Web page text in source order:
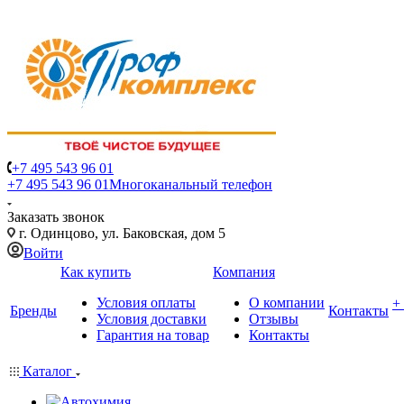
+7 495 543 96 01
+7 495 543 96 01Многоканальный телефон
Заказать звонок
г. Одинцово, ул. Баковская, дом 5
Войти
Бренды
Как купить
Условия оплаты
Условия доставки
Гарантия на товар
Компания
О компании
Отзывы
Контакты
Контакты
Каталог